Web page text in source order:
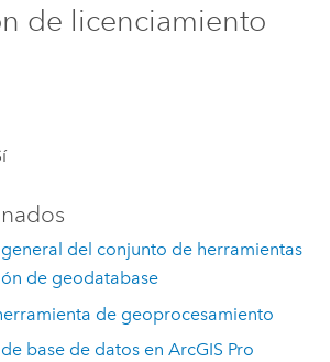
de licenciamiento
del conjunto de herramientas
de geodatabase
de geoprocesamiento
base de datos en ArcGIS Pro